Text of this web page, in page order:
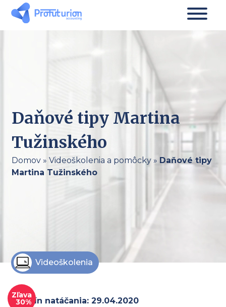
Daňové tipy Martina
Tužinského
Domov» Videoškolenia a pomôcky» Daňové tipy
Martina Tužinského
Videoškolenia
Zľava
30%
Termín natáčania: 29.04.2020